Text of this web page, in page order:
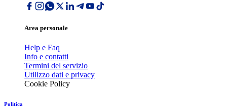
Area personale
Help e Faq
Info e contatti
Termini del servizio
Utilizzo dati e privacy
Cookie Policy
Politica